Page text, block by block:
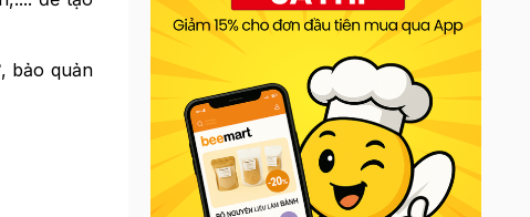
bảo quản